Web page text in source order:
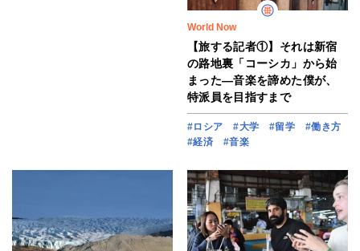
World Now
【旅する記者①】それは新宿
の路地裏「コーシカ」から始
まった―音楽を諦めた僕が、
特派員を目指すまで
#ロシア #大学 #留学
#働き方
#経済
#音楽